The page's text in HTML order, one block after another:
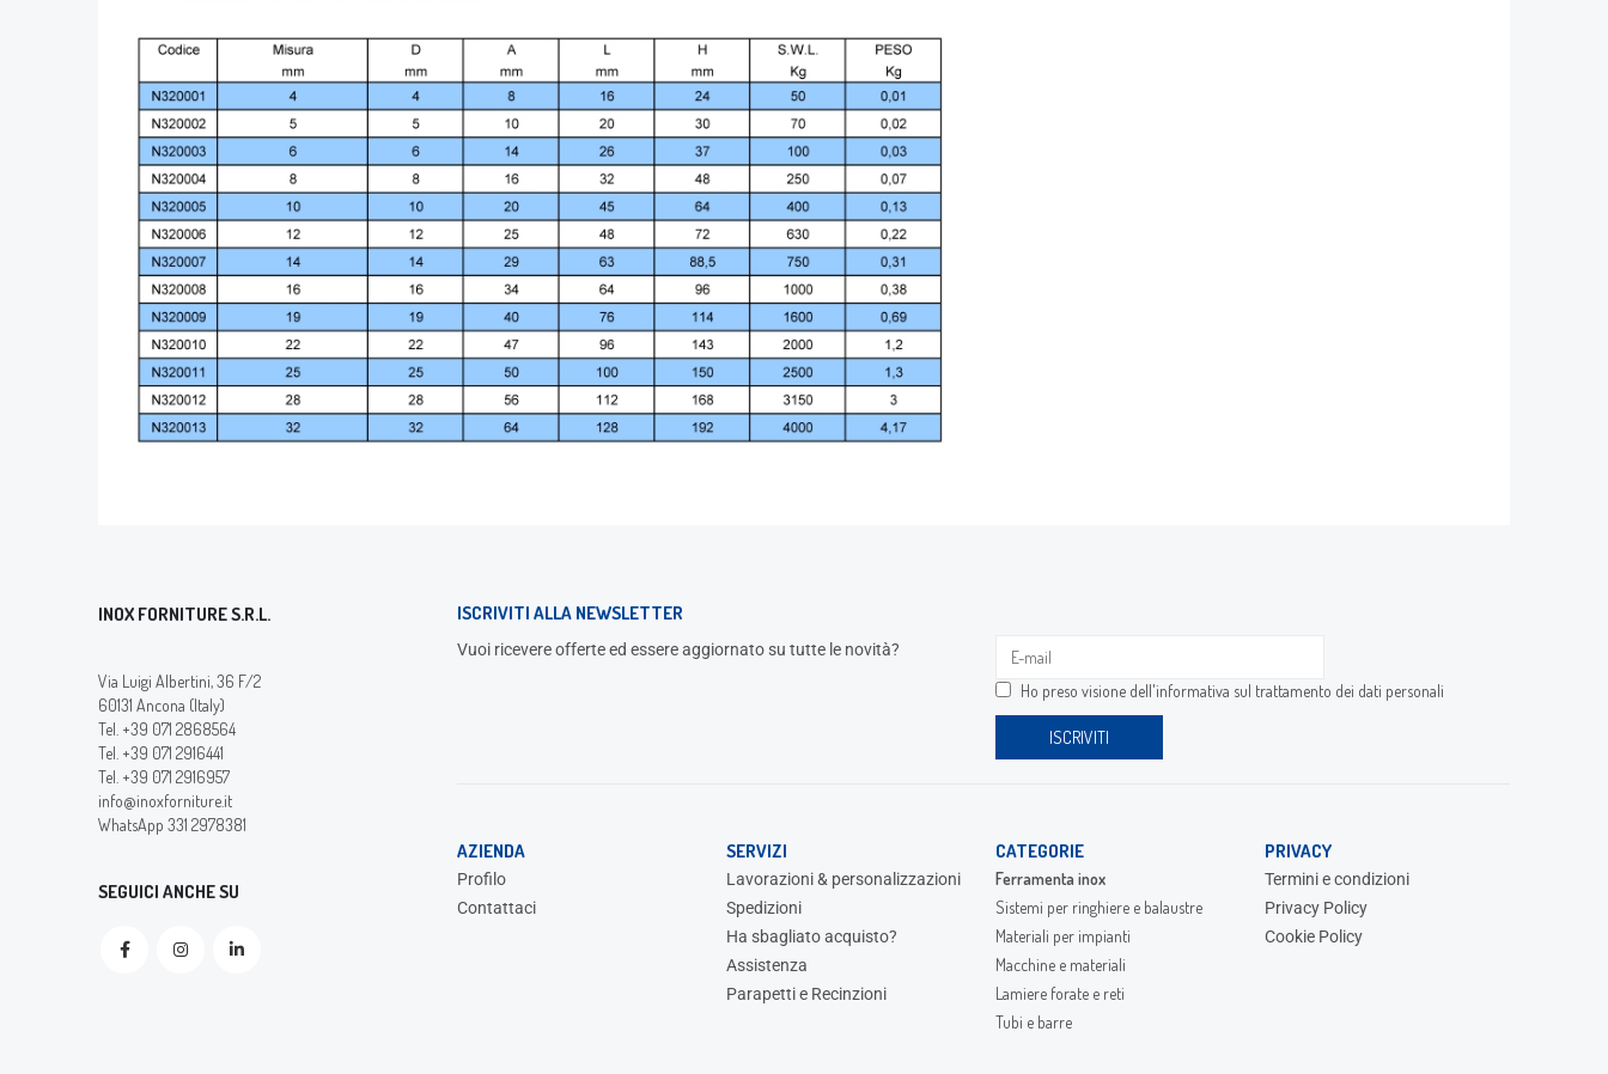
INOX FORNITURE S.R.L.
Via Luigi Albertini, 36 F/2
60131 Ancona (Italy)
Tel. +39 071 2868564
Tel. +39 071 2916441
Tel. +39 071 2916957
info@inoxforniture.it
WhatsApp 331 2978381
SEGUICI ANCHE SU
ISCRIVITI ALLA NEWSLETTER
Vuoi ricevere offerte ed essere aggiornato su tutte le novità?
Ho preso visione dell'informativa sul trattamento dei dati personali
AZIENDA
Profilo
Contattaci
SERVIZI
Lavorazioni & personalizzazioni
Spedizioni
Ha sbagliato acquisto?
Assistenza
Parapetti e Recinzioni
CATEGORIE
Ferramenta inox
Sistemi per ringhiere e balaustre
Materiali per impianti
Macchine e materiali
Lamiere forate e reti
Tubi e barre
PRIVACY
Termini e condizioni
Privacy Policy
Cookie Policy